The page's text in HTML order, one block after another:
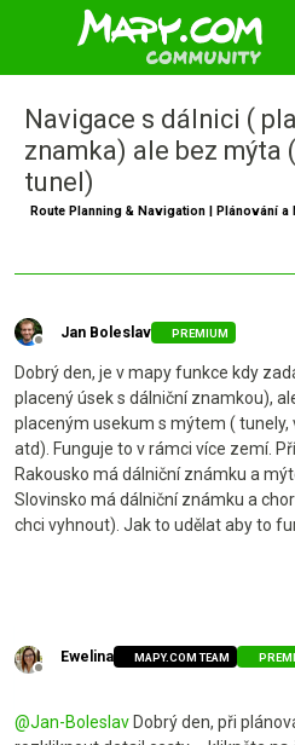
Navigace s dálnici (
znamka) ale bez mýta
tunel)
Route Planning & Navigation | Plánování a
Jan Boleslav PREMIUM
Dobrý den, je v mapy funkce kdy
placený úsek s dálniční znamkou),
placeným usekum s mýtem (
atd). Funguje to v rámci více zemí.
Rakousko má dálniční známku a
Slovinsko má dálniční známku a
chci vyhnout). Jak to udělat aby to
Ewelina MAPY.COM TEAM
@Jan-Boleslav Dobrý den, při